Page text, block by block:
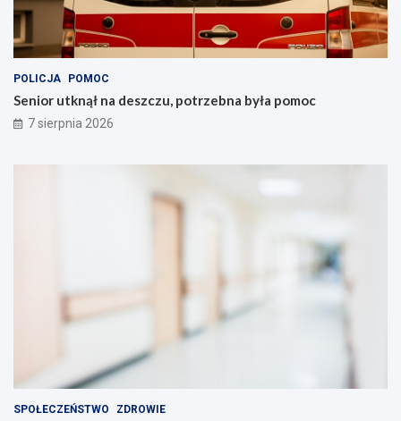
POLICJA POMOC
Senior utknął na deszczu, potrzebna była pomoc
7 sierpnia 2026
SPOŁECZEŃSTWO ZDROWIE